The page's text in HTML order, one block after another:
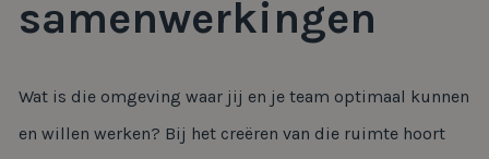
samenwerkingen
Wat is die omgeving waar jij en je team optimaal kunnen
en willen werken? Bij het creëren van die ruimte hoort